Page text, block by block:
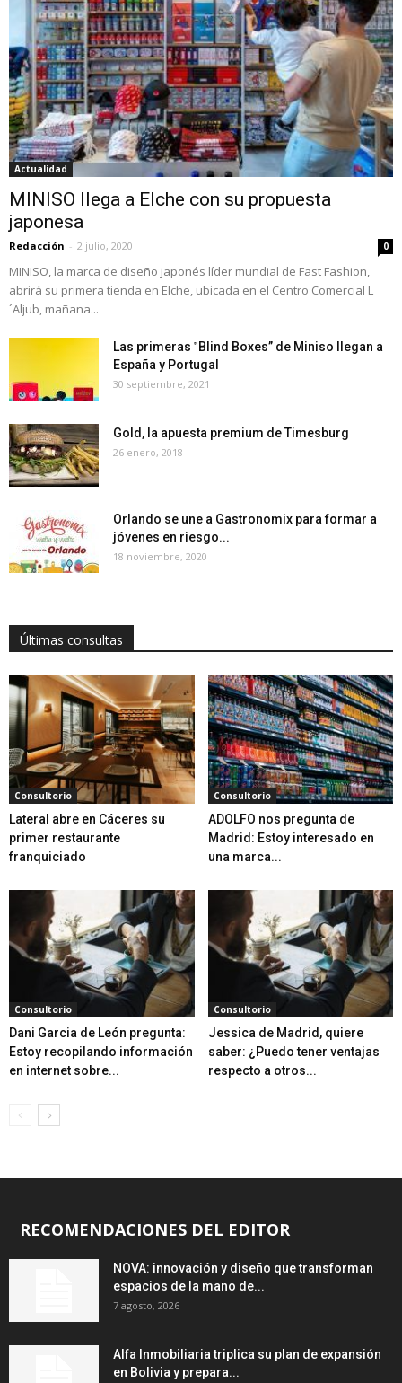
Actualidad
MINISO llega a Elche con su propuesta
japonesa
Redacción - 2 julio, 2020 0
MINISO, la marca de diseño japonés líder mundial de Fast Fashion,
abrirá su primera tienda en Elche, ubicada en el Centro Comercial L
´Aljub, mañana...
Las primeras ‟Blind Boxes” de Miniso llegan a
España y Portugal
30 septiembre, 2021
Gold, la apuesta premium de Timesburg
26 enero, 2018
Orlando se une a Gastronomix para formar a
jóvenes en riesgo...
18 noviembre, 2020
Últimas consultas
Consultorio
Lateral abre en Cáceres su
primer restaurante
franquiciado
Consultorio
ADOLFO nos pregunta de
Madrid: Estoy interesado en
una marca...
Consultorio
Dani Garcia de León pregunta:
Estoy recopilando información
en internet sobre...
Consultorio
Jessica de Madrid, quiere
saber: ¿Puedo tener ventajas
respecto a otros...
RECOMENDACIONES DEL EDITOR
NOVA: innovación y diseño que transforman
espacios de la mano de...
7 agosto, 2026
Alfa Inmobiliaria triplica su plan de expansión
en Bolivia y prepara...